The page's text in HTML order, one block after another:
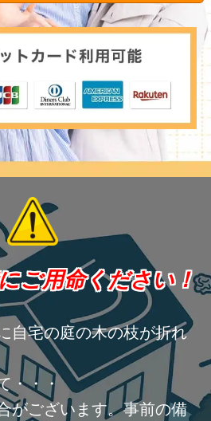
ご用命ください！
自宅の庭の木の枝が折れ
・・・
がございます。事前の備